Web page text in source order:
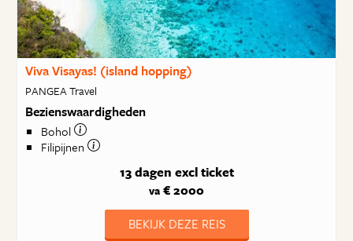
Viva Visayas! (island hopping)
PANGEA Travel
Bezienswaardigheden
Bohol
Filipijnen
13 dagen excl ticket
va € 2000
BEKIJK DEZE REIS